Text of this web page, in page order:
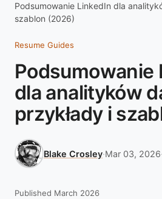
Podsumowanie LinkedIn dla
szablon (2026)
Resume Guides
Podsumowanie
dla analityków
przykłady i
Blake Crosley·Mar 03, 2026·
Published March 2026